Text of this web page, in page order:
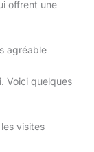
offrent une
agréable
Voici quelques
visites